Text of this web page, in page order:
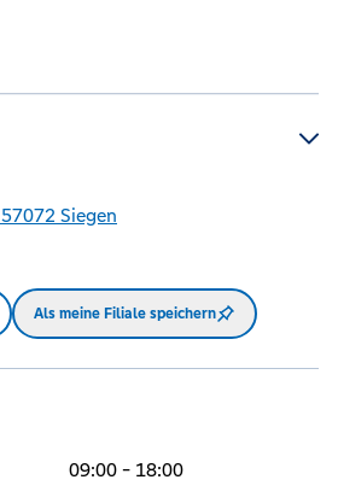
57072 Siegen
Als meine Filiale speichern
09:00 - 18:00